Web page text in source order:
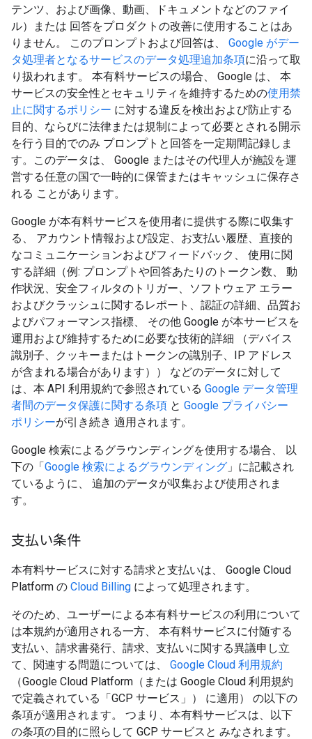
テンツ、および画像、動画、ドキュメントなどのファイ
ル）または 回答をプロダクトの改善に使用することはあ
りません。 このプロンプトおよび回答は、 Google がデー
タ処理者となるサービスのデータ処理追加条項に沿って取
り扱われます。 本有料サービスの場合、 Google は、 本
サービスの安全性とセキュリティを維持するための使用禁
止に関するポリシー に対する違反を検出および防止する
目的、ならびに法律または規制によって必要とされる開示
を行う目的でのみ プロンプトと回答を一定期間記録しま
す。このデータは、 Google またはその代理人が施設を運
営する任意の国で一時的に保管またはキャッシュに保存さ
れる ことがあります。
Google が本有料サービスを使用者に提供する際に収集す
る、 アカウント情報および設定、お支払い履歴、直接的
なコミュニケーションおよびフィードバック、 使用に関
する詳細（例: プロンプトや回答あたりのトークン数、 動
作状況、安全フィルタのトリガー、ソフトウェア エラー
およびクラッシュに関するレポート、認証の詳細、品質お
よびパフォーマンス指標、 その他 Google が本サービスを
運用および維持するために必要な技術的詳細 （デバイス
識別子、クッキーまたはトークンの識別子、IP アドレス
が含まれる場合があります）） などのデータに対して
は、本 API 利用規約で参照されている Google データ管理
者間のデータ保護に関する条項 と Google プライバシー
ポリシーが引き続き 適用されます。
Google 検索によるグラウンディングを使用する場合、 以
下の「Google 検索によるグラウンディング 」に記載され
ているように、 追加のデータが収集および使用されま
す。
支払い条件
本有料サービスに対する請求と支払いは、 Google Cloud
Platform の Cloud Billing によって処理されます。
そのため、ユーザーによる本有料サービスの利用について
は本規約が適用される一方、 本有料サービスに付随する
支払い、請求書発行、請求、支払いに関する異議申し立
て、関連する問題については、 Google Cloud 利用規約
（Google Cloud Platform（または Google Cloud 利用規約
で定義されている「GCP サービス」） に適用） の以下の
条項が適用されます。 つまり、本有料サービスは、以下
の条項の目的に照らして GCP サービスと みなされます。